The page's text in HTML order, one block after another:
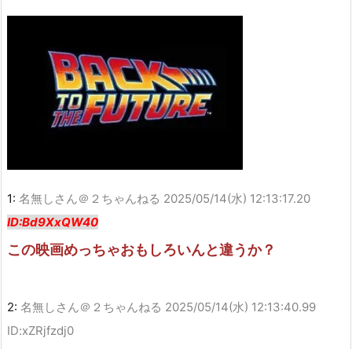
1: 名無しさん＠２ちゃんねる 2025/05/14(水) 12:13:17.20
ID:Bd9XxQW40
この映画めっちゃおもしろいんと違うか？
2: 名無しさん＠２ちゃんねる 2025/05/14(水) 12:13:40.99
ID:xZRjfzdj0